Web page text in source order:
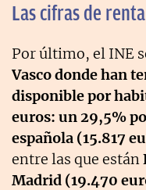
Las cifras de
Por último, el INE
Vasco donde han
disponible por
euros: un 29,5%
española (15.817
entre las que están
Madrid (19.470